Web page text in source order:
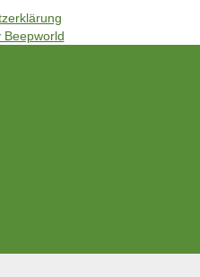
Beepworld